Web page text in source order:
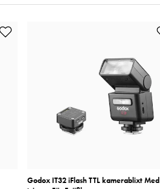
Godox IT32 iFlash TTL kamerablixt Med